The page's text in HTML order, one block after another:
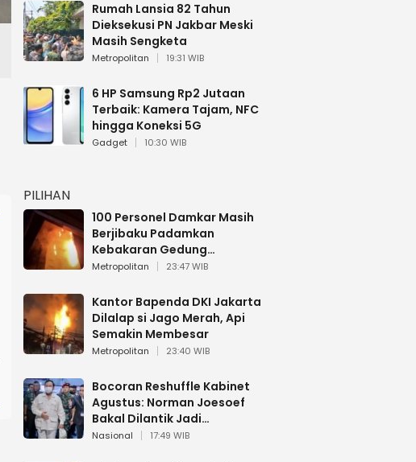
Rumah Lansia 82 Tahun
Dieksekusi PN Jakbar Meski
Masih Sengketa
Metropolitan 19:31 WIB
6 HP Samsung Rp2 Jutaan
Terbaik: Kamera Tajam, NFC
hingga Koneksi 5G
Gadget 10:30 WIB
PILIHAN
100 Personel Damkar Masih
Berjibaku Padamkan
Kebakaran Gedung
Bapenda DKI
Metropolitan 23:47 WIB
Kantor Bapenda DKI Jakarta
Dilalap si Jago Merah, Api
Semakin Membesar
Metropolitan 23:40 WIB
Bocoran Reshuffle Kabinet
Agustus: Norman Joesoef
Bakal Dilantik Jadi
Wamenhan RI
Nasional 17:49 WIB